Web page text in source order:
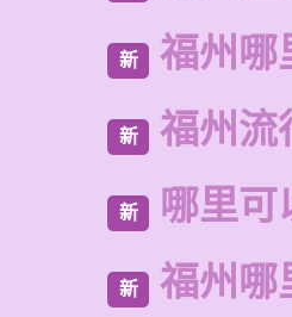
新 福州哪
新 福州流
新 哪里可
新 福州哪